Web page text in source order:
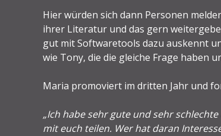
Hier würden sich dann Personen
ihrer Literatur und das gern
gut mit Softwaretools dazu auskennt
wie Tony, die die gleiche Frage haben
Maria promoviert im dritten Jahr und
„Ich habe sehr gute und sehr
mit euch teilen. Wer hat daran